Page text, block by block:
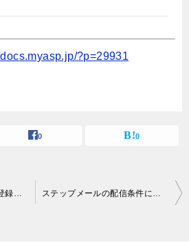
?p=29931
0 0
CSV一括登録でユーザー登録する際に、ラベルを付与することはできますか？ ステップメールの配信条件にある「＋条件」と「＋AND条件」の違いは？